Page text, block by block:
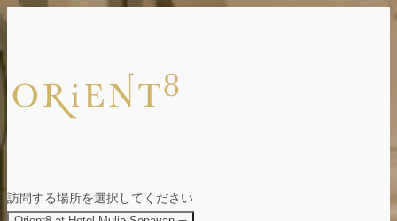
訪問する場所を選択してください